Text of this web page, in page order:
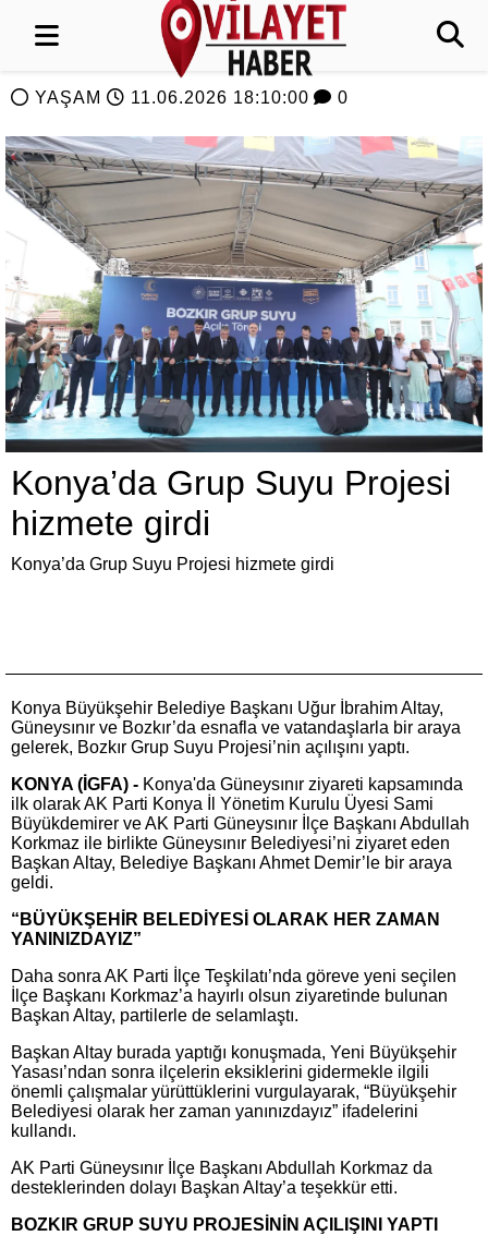
YAŞAM 11.06.2026 18:10:00 0
Konya’da Grup Suyu Projesi
hizmete girdi
Konya’da Grup Suyu Projesi hizmete girdi
Konya Büyükşehir Belediye Başkanı Uğur İbrahim Altay,
Güneysınır ve Bozkır’da esnafla ve vatandaşlarla bir araya
gelerek, Bozkır Grup Suyu Projesi’nin açılışını yaptı.
KONYA (İGFA) - Konya'da Güneysınır ziyareti kapsamında
ilk olarak AK Parti Konya İl Yönetim Kurulu Üyesi Sami
Büyükdemirer ve AK Parti Güneysınır İlçe Başkanı Abdullah
Korkmaz ile birlikte Güneysınır Belediyesi’ni ziyaret eden
Başkan Altay, Belediye Başkanı Ahmet Demir’le bir araya
geldi.
“BÜYÜKŞEHİR BELEDİYESİ OLARAK HER ZAMAN
YANINIZDAYIZ”
Daha sonra AK Parti İlçe Teşkilatı’nda göreve yeni seçilen
İlçe Başkanı Korkmaz’a hayırlı olsun ziyaretinde bulunan
Başkan Altay, partilerle de selamlaştı.
Başkan Altay burada yaptığı konuşmada, Yeni Büyükşehir
Yasası’ndan sonra ilçelerin eksiklerini gidermekle ilgili
önemli çalışmalar yürüttüklerini vurgulayarak, “Büyükşehir
Belediyesi olarak her zaman yanınızdayız” ifadelerini
kullandı.
AK Parti Güneysınır İlçe Başkanı Abdullah Korkmaz da
desteklerinden dolayı Başkan Altay’a teşekkür etti.
BOZKIR GRUP SUYU PROJESİNİN AÇILIŞINI YAPTI